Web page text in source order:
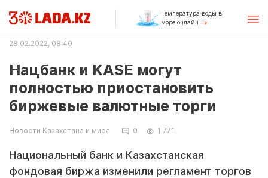
Температура воды в
море онлайн
28.02.2022, 08:40
Нацбанк и KASE могут
полностью приостановить
биржевые валютные торги
Новости Казахстана и мира 0 1 771
Национальный банк и Казахстанская
фондовая биржа изменили регламент торгов